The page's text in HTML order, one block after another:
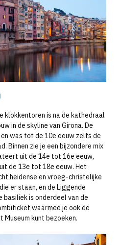
klokkentoren is na de kathedraal
in de skyline van Girona. De
was tot de 10e eeuw zelfs de
Binnen zie je een bijzondere mix
uit de 14e tot 16e eeuw,
de 13e tot 18e eeuw. Het
heidense en vroeg-christelijke
er staan, en de Liggende
basiliek is onderdeel van de
waarmee je ook de
Museum kunt bezoeken.